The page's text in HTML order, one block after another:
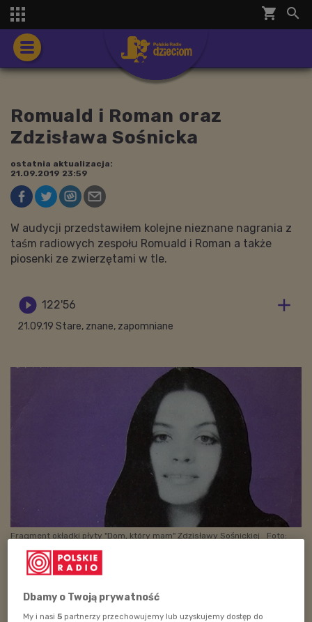
shopping_cart 

Romuald i Roman oraz
Zdzisława Sośnicka
ostatnia aktualizacja:
21.09.2019 23:59
W audycji przedstawiłem kolejne nieznane nagrania z
taśm radiowych zespołu Romuald i Roman a także
piosenki ze zwierzętami w tle.
 122'56 
21.09.19 Stare, znane, zapomniane
Fragment okładki płyty "Dom, który mam" Zdzisławy Sośnickiej
Foto:
W "Pół Pięknej Płyty" pojawił się "Country Album" z
dyskografii Krzysztofa Krawczyka (1987) oraz
Dbamy o Twoją prywatność
My i nasi5 partnerzy przechowujemy lub uzyskujemy dostęp do